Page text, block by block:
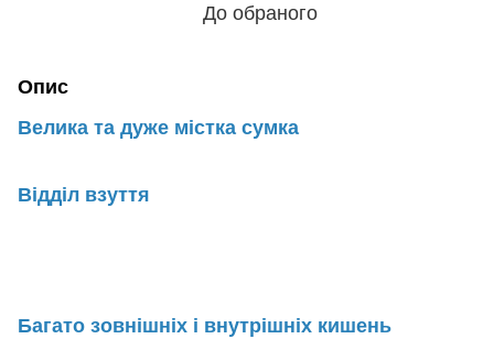
До обраного
Опис
Велика та дуже містка сумка
Відділ взуття
Багато зовнішніх і внутрішніх кишень